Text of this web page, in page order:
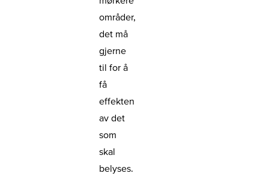
områder,
det må
gjerne
til for å
få
effekten
av det
som
skal
belyses.